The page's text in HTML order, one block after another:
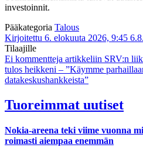
investoinnit.
Pääkategoria Talous
Kirjoitettu 6. elokuuta 2026, 9:45
Tilaajille
Ei kommentteja artikkeliin SRV:n
tulos heikkeni – ”Käymme
datakeskushankkeista”
Tuoreimmat uutiset
Nokia-areena teki viime vuonna
roimasti aiempaa enemmän